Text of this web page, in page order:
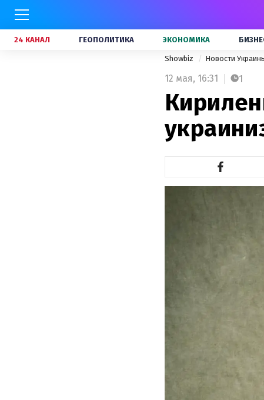
24 КАНАЛ ГЕОПОЛИТИКА ЭКОНОМИКА
Showbiz Новости
12 мая, 16:31 1